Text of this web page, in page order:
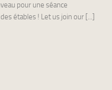
pour une séance
étables ! Let us join our [...]